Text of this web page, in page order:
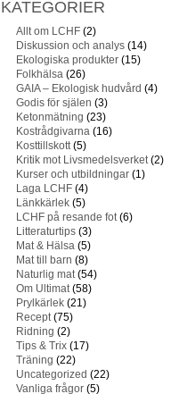
KATEGORIER
Allt om LCHF (2)
Diskussion och analys (14)
Ekologiska produkter (15)
Folkhälsa (26)
GAIA – Ekologisk hudvård (4)
Godis för själen (3)
Ketonmätning (23)
Kostrådgivarna (16)
Kosttillskott(5)
Kritik mot Livsmedelsverket(2)
Kurser och utbildningar (1)
Laga LCHF (4)
Länkkärlek (5)
LCHF på resande fot(6)
Litteraturtips (3)
Mat & Hälsa (5)
Mat till barn (8)
Naturlig mat(54)
Om Ultimat(58)
Prylkärlek (21)
Recept(75)
Ridning (2)
Tips & Trix (17)
Träning (22)
Uncategorized (22)
Vanliga frågor (5)